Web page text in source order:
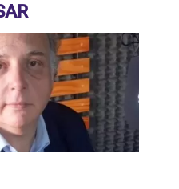
triste fue perder a mi